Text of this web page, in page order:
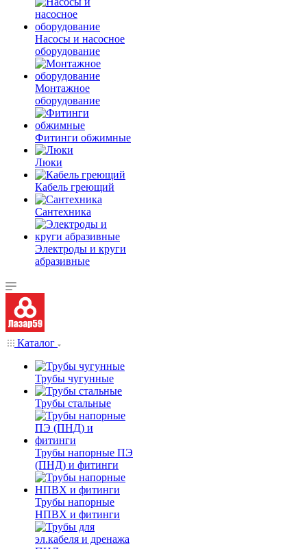
Насосы и насосное
оборудование
Монтажное
оборудование
Фитинги обжимные
Люки
Кабель греющий
Сантехника
Электроды и круги
абразивные
Каталог
Трубы чугунные
Трубы стальные
Трубы напорные ПЭ
(ПНД) и фитинги
Трубы напорные
НПВХ и фитинги